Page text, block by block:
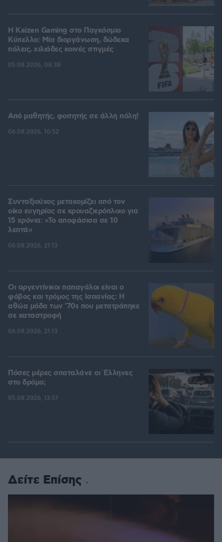
H Kaizen Gaming στο Παγκόσμιο
Kύπελλο: Μία διοργάνωση, δώδεκα
πόλεις, χιλιάδες κοινές στιγμές
05.08.2026, 08:38
Από μαθητής, φοιτητής σε άλλη πόλη!
06.08.2026, 10:52
Συνταξιούχος μετακομίζει από τον
οίκο ευγηρίας σε κρουαζιερόπλοιο για
15 χρόνια: «Το αποφάσισα σε 10
λεπτά»
06.08.2026, 21:13
Οι αργεντίνικοι παπαγάλοι είναι ο
φόβος και τρόμος της Ισπανίας: Η
αθώα μόδα των '70s που μετατράπηκε
σε καταστροφή
06.08.2026, 21:13
Πόσες μέρες σπαταλάνε οι Έλληνες
στο δρόμο;
05.08.2026, 13:57
Δείτε Επίσης